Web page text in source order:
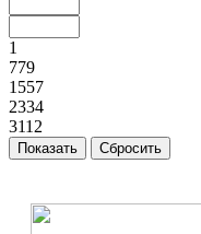
1
779
1557
2334
3112